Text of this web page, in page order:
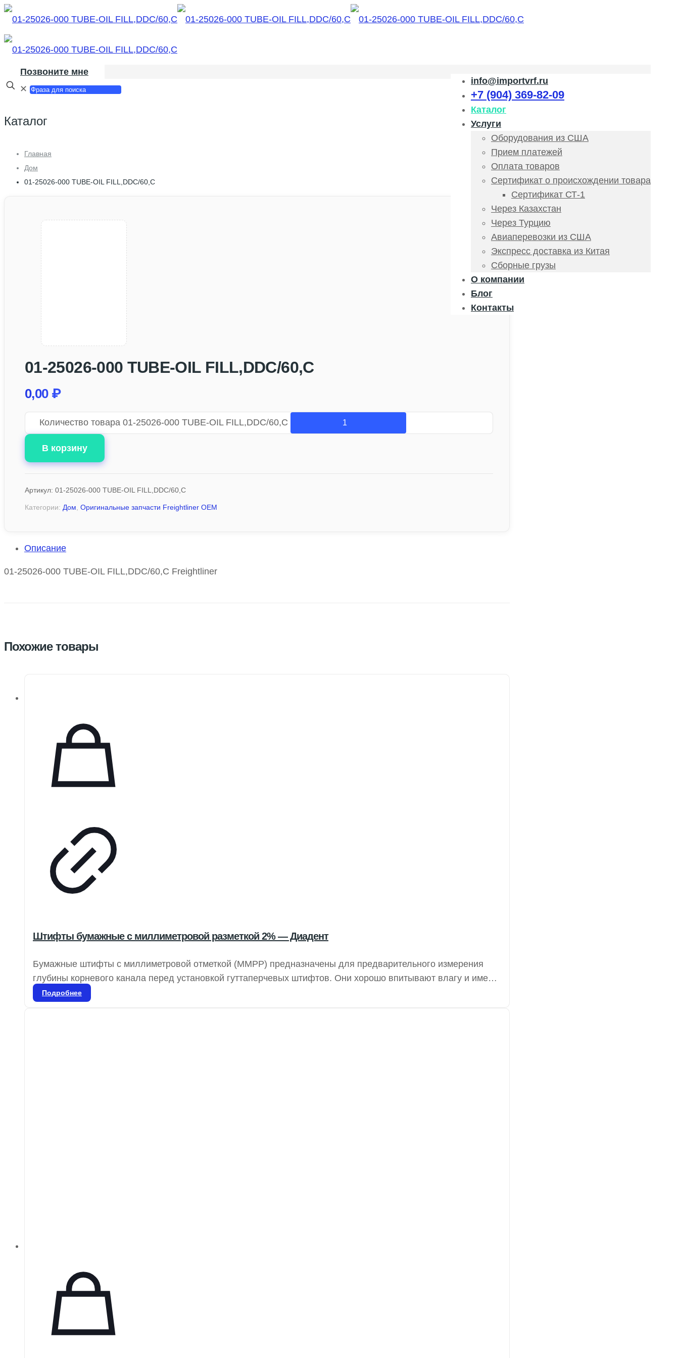
info@importvrf.ru
+7 (904) 369-82-09
Каталог
Услуги
Оборудования из США
Прием платежей
Оплата товаров
Сертификат о происхождении товара
Сертификат СТ-1
Через Казахстан
Через Турцию
Авиаперевозки из США
Экспресс доставка из Китая
Сборные грузы
О компании
Блог
Контакты
Позвоните мне
✕
Каталог
Главная
Дом
01-25026-000 TUBE-OIL FILL,DDC/60,C
01-25026-000 TUBE-OIL FILL,DDC/60,C
0,00 ₽
Количество товара 01-25026-000 TUBE-OIL FILL,DDC/60,C
В корзину
Артикул: 01-25026-000 TUBE-OIL FILL,DDC/60,C
Категории: Дом, Оригинальные запчасти Freightliner OEM
Описание
01-25026-000 TUBE-OIL FILL,DDC/60,C Freightliner
Похожие товары
Штифты бумажные с миллиметровой разметкой 2% — Диадент
Бумажные штифты с миллиметровой отметкой (MMPP) предназначены для предварительного измерения
глубины корневого канала перед установкой гуттаперчевых штифтов. Они хорошо впитывают влагу и имеют
цветовую кодировку для обозначения размеров в соответствии с ISO.
Подробнее